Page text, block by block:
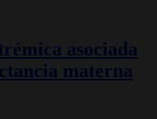
asociada
materna